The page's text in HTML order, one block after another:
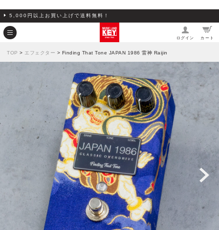
5,000円以上お買い上げで送料無料！
ログイン カート
TOP > エフェクター > Finding That Tone JAPAN 1986 雷神 Raijin